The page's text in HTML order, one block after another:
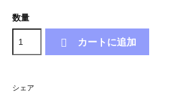
数量
 カートに追加
シェア